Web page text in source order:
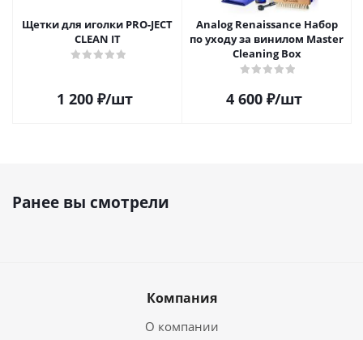
Щетки для иголки PRO-JECT
CLEAN IT
1 200₽/шт
Analog Renaissance Набор
по уходу за винилом Master
Cleaning Box
4 600₽/шт
Ранее вы смотрели
Компания
О компании